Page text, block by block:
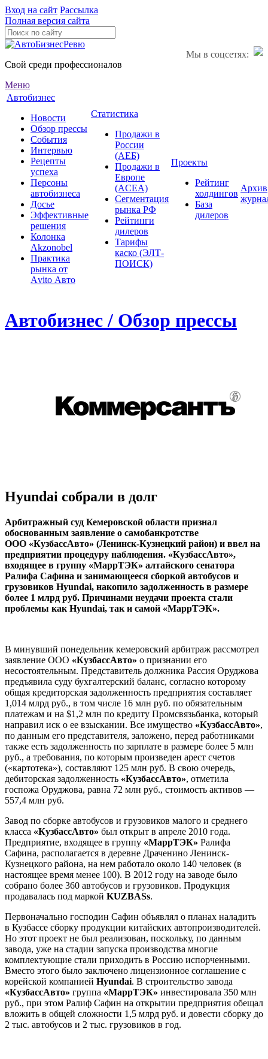
Вход на сайт Рассылка
Полная версия сайта
Мы в соцсетях:
Свой среди профессионалов
Меню
Автобизнес
Новости
Обзор прессы
События
Интервью
Рецепты
успеха
Персоны
автобизнеса
Досье
Эффективные
решения
Колонка
Akzonobel
Практика
рынка от
Аvito Авто
Статистика
Продажи в
России
(АЕБ)
Продажи в
Европе
(ACEA)
Сегментация
рынка РФ
Рейтинги
дилеров
Тарифы
каско (ЭЛТ-
ПОИСК)
Проекты
Рейтинг
холдингов
База
дилеров
Архив
Автобизнес / Обзор прессы
Hyundai собрали в долг
Арбитражный суд Кемеровской области признал
обоснованным заявление о самобанкротстве
ООО «КузбассАвто» (Ленинск-Кузнецкий район) и ввел на
предприятии процедуру наблюдения. «КузбассАвто»,
входящее в группу «МаррТЭК» алтайского сенатора
Ралифа Сафина и занимающееся сборкой автобусов и
грузовиков Hyundai, накопило задолженность в размере
более 1 млрд руб. Причинами неудачи проекта стали
проблемы как Hyundai, так и самой «МаррТЭК».
В минувший понедельник кемеровский арбитраж рассмотрел
заявление ООО «КузбассАвто» о признании его
несостоятельным. Представитель должника Рассия Оруджова
предъявила суду бухгалтерский баланс, согласно которому
общая кредиторская задолженность предприятия составляет
1,014 млрд руб., в том числе 16 млн руб. по обязательным
платежам и на $1,2 млн по кредиту Промсвязьбанка, который
направил иск о ее взыскании. Все имущество «КузбассАвто»,
по данным его представителя, заложено, перед работниками
также есть задолженность по зарплате в размере более 5 млн
руб., а требования, по которым произведен арест счетов
(«картотека»), составляют 125 млн руб. В свою очередь,
дебиторская задолженность «КузбассАвто», отметила
госпожа Оруджова, равна 72 млн руб., стоимость активов —
557,4 млн руб.
Завод по сборке автобусов и грузовиков малого и среднего
класса «КузбассАвто» был открыт в апреле 2010 года.
Предприятие, входящее в группу «МаррТЭК» Ралифа
Сафина, располагается в деревне Драченино Ленинск-
Кузнецкого района, на нем работало около 140 человек (в
настоящее время менее 100). В 2012 году на заводе было
собрано более 360 автобусов и грузовиков. Продукция
продавалась под маркой KUZBASs.
Первоначально господин Сафин объявлял о планах наладить
в Кузбассе сборку продукции китайских автопроизводителей.
Но этот проект не был реализован, поскольку, по данным
завода, уже на стадии запуска производства многие
комплектующие стали приходить в Россию испорченными.
Вместо этого было заключено лицензионное соглашение с
корейской компанией Hyundai. В строительство завода
«КузбассАвто» группа «МаррТЭК» инвестировала 350 млн
руб., при этом Ралиф Сафин на открытии предприятия обещал
вложить в общей сложности 1,5 млрд руб. и довести сборку до
2 тыс. автобусов и 2 тыс. грузовиков в год.